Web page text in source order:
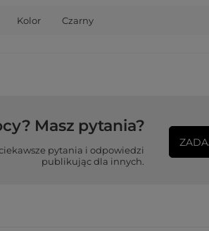
Kolor Czarny
Masz pytania?
pytania i odpowiedzi
publikując dla innych.